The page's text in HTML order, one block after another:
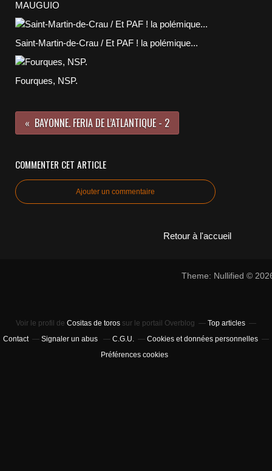
MAUGUIO
Saint-Martin-de-Crau / Et PAF ! la polémique...
Fourques, NSP.
BAYONNE. FERIA DE L’ATLANTIQUE - 2
COMMENTER CET ARTICLE
Ajouter un commentaire
Retour à l'accueil
Theme: Nullified ©
Voir le profil de Cositas de toros sur le portail Overblog
Top articles
Contact
Signaler un abus C.G.U.
Cookies et données personnelles
Préférences cookies